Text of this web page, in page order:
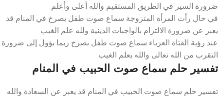
ضرورة السير في الطريق المستقيم والله أعلى وأعلم
في حال رأت المرأة المتزوجة سماع صوت طفل يصرخ في المنام قد
يعبر عن ضرورة الالتزام بالواجبات الدينية ولله علم الغيب
عند رؤية الفتاة العزباء سماع صوت طفل يصرخ ربما يؤول إلى ضرورة
التقرب من الله تعالى والله يعلم الغيب
تفسير حلم سماع صوت الحبيب في المنام
تفسير حلم سماع صوت الحبيب في المنام قد يعبر عن السعادة والله